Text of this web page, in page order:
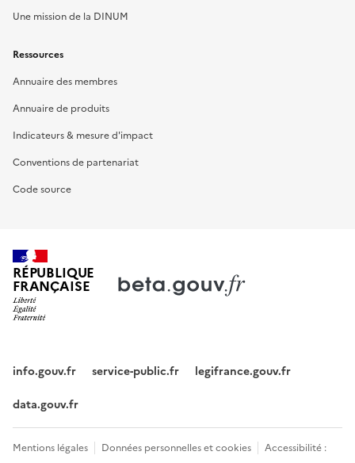
Une mission de la DINUM
Ressources
Annuaire des membres
Annuaire de produits
Indicateurs & mesure d'impact
Conventions de partenariat
Code source
RÉPUBLIQUE
FRANÇAISE
info.gouv.fr service-public.fr
legifrance.gouv.fr
data.gouv.fr
Mentions légales Données personnelles et cookies
Accessibilité :